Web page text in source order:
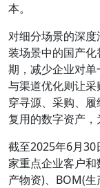
本。
对细分场景的深
装场景中的国产
期，减少企业对
与渠道优化则让
穿寻源、采购、
复用的数字资产，
截至2025年6月
家重点企业客户
产物资)、BOM(